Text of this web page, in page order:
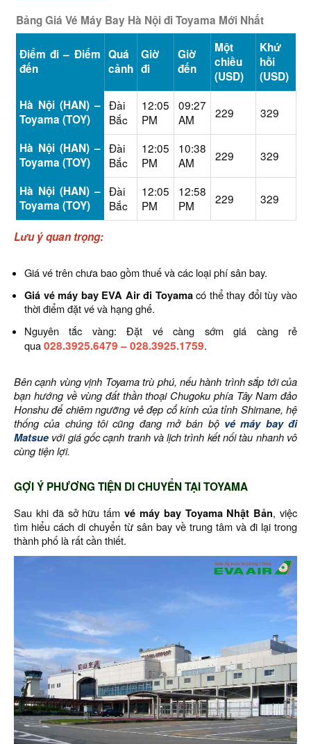
Bảng Giá Vé Máy Bay Hà Nội đi Toyama Mới Nhất
Điểm đi – Điểm
đến
Quá
cảnh
Giờ
đi
Giờ
đến
Một
chiều
(USD)
Khứ
hồi
(USD)
Hà Nội (HAN) –
Toyama (TOY)
Đài
Bắc
12:05
PM
09:27
AM
229 329
Hà Nội (HAN) –
Toyama (TOY)
Đài
Bắc
12:05
PM
10:38
AM
229 329
Hà Nội (HAN) –
Toyama (TOY)
Đài
Bắc
12:05
PM
12:58
PM
229 329
Lưu ý quan trọng:
Giá vé trên chưa bao gồm thuế và các loại phí sân bay.
Giá vé máy bay EVA Air đi Toyamacó thể thay đổi tùy vào
thời điểm đặt vé và hạng ghế.
Nguyên tắc vàng: Đặt vé càng sớm giá càng rẻ
qua028.3925.6479 –028.3925.1759.
Bên cạnh vùng vịnh Toyama trù phú, nếu hành trình sắp tới của
bạn hướng về vùng đất thần thoại Chugoku phía Tây Nam đảo
Honshu để chiêm ngưỡng vẻ đẹp cổ kính của tỉnh Shimane, hệ
thống của chúng tôi cũng đang mở bán bộ vé máy bay đi
Matsue với giá gốc cạnh tranh và lịch trình kết nối tàu nhanh vô
cùng tiện lợi.
GỢI Ý PHƯƠNG TIỆN DI CHUYỂN TẠI TOYAMA
Sau khi đã sở hữu tấm vé máy bay Toyama Nhật Bản, việc
tìm hiểu cách di chuyển từ sân bay về trung tâm và đi lại trong
thành phố là rất cần thiết.